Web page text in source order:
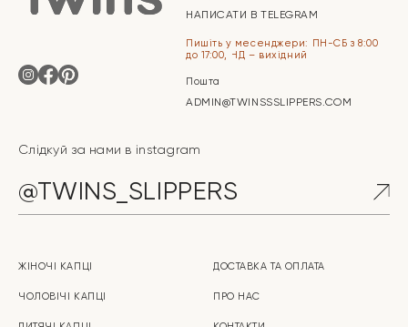
НАПИСАТИ В TELEGRAM
Пишіть у месенджери: ПН-СБ з 8:00
до 17:00, НД – вихідний
Пошта
ADMIN@TWINSSSLIPPERS.COM
Слідкуй за нами в instagram
@TWINS_SLIPPERS
ЖІНОЧІ КАПЦІ
ЧОЛОВІЧІ КАПЦІ
ДОСТАВКА ТА ОПЛАТА
ПРО НАС